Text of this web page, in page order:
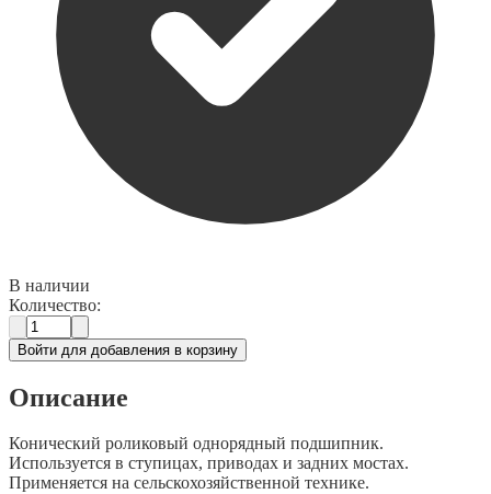
В наличии
Количество:
Войти для добавления в корзину
Описание
Конический роликовый однорядный подшипник.
Используется в ступицах, приводах и задних мостах.
Применяется на сельскохозяйственной технике.